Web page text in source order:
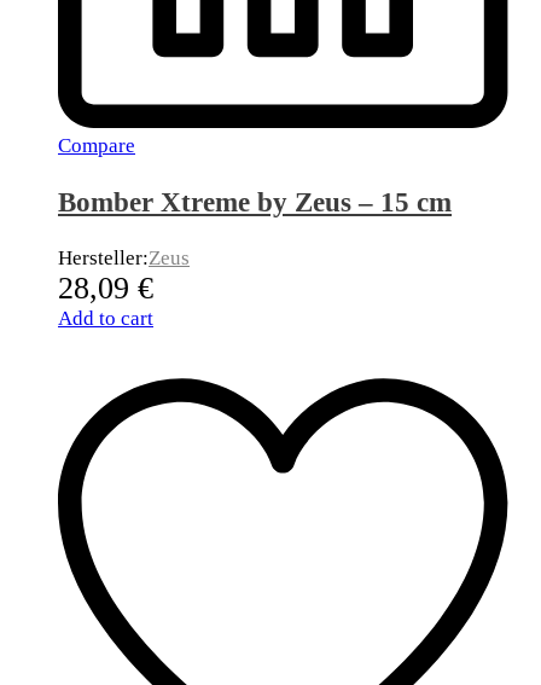
Compare
Bomber Xtreme by Zeus – 15 cm
Hersteller:Zeus
28,09 €
Add to cart